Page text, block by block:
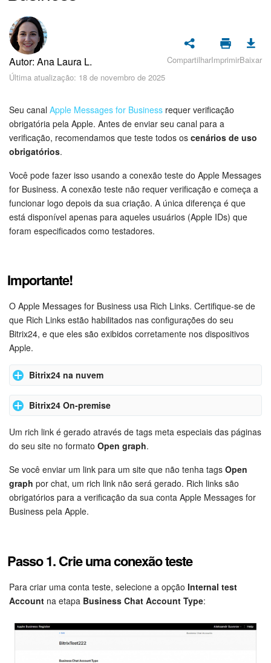
Segurança
Como Começar?
Messenger
Bitrix24 Collabs
Calendário
Bitrix24 Drive
E-mail
CRM
CoPilot - IA no Bitrix24
Contact Center
Telefonia
CRM + Loja On-line
Sales Center
Criador de BI
Automação
Marketing
Autor: Ana Laura L.
Última atualização: 18 de novembro de 2025
CompartilharImprimirBaixar
Seu canal Apple Messages for Business requer verificação
obrigatória pela Apple. Antes de enviar seu canal para a
verificação, recomendamos que teste todos os cenários de uso
obrigatórios.
Você pode fazer isso usando a conexão teste do Apple Messages
for Business. A conexão teste não requer verificação e começa a
funcionar logo depois da sua criação. A única diferença é que
está disponível apenas para aqueles usuários (Apple IDs) que
foram especificados como testadores.
Importante!
O Apple Messages for Business usa Rich Links. Certifique-se de
que Rich Links estão habilitados nas configurações do seu
Bitrix24, e que eles são exibidos corretamente nos dispositivos
Apple.
Bitrix24 na nuvem
Acesse asConfigurações
Bitrix24 On-premise
Vá emPainel de controle>Settings>System Settings>
Module Settings>Main module>
opção Enable rich media links:
Um rich link é gerado através de tags meta especiais das páginas
do seu site no formato Open graph.
Se você enviar um link para um site que não tenha tags Open
graph por chat, um rich link não será gerado. Rich links são
obrigatórios para a verificação da sua conta Apple Messages for
Business pela Apple.
Passo 1. Crie uma conexão teste
Para criar uma conta teste, selecione a opção Internal test
Account na etapa Business Chat Account Type: